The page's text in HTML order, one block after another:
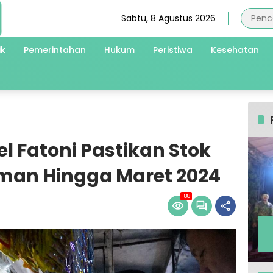
Sabtu, 8 Agustus 2026
Pemerintahan Hukum Peristiwa Kesehatan
Fatoni Pastikan Stok
Hingga Maret 2024
188